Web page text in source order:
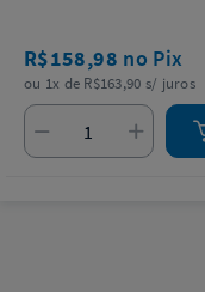
R$158,98 no Pix
ou 1x de R$163,90 s/ juros